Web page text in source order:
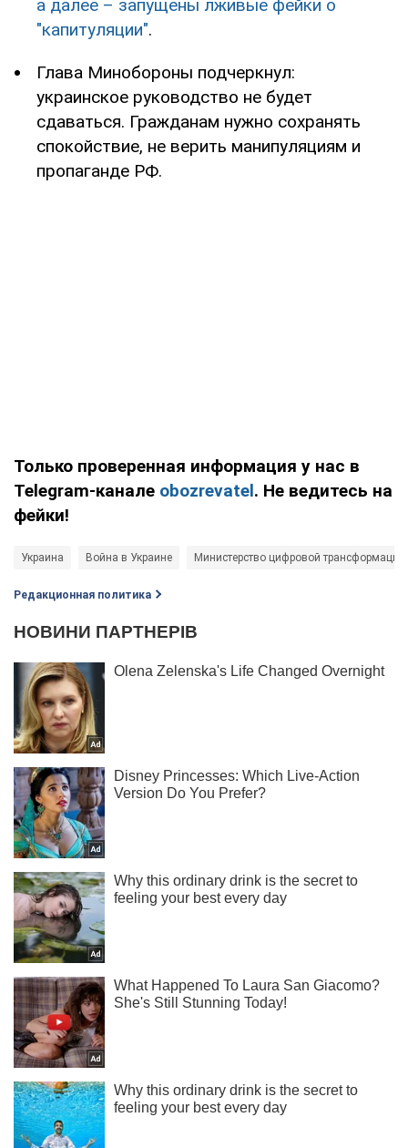
а далее – запущены лживые фейки о
"капитуляции".
Глава Минобороны подчеркнул:
украинское руководство не будет
сдаваться. Гражданам нужно сохранять
спокойствие, не верить манипуляциям и
пропаганде РФ.
Только проверенная информация у нас в
Telegram-канале obozrevatel. Не ведитесь на
фейки!
Украина Война в Украине Министерство цифровой
Редакционная политика